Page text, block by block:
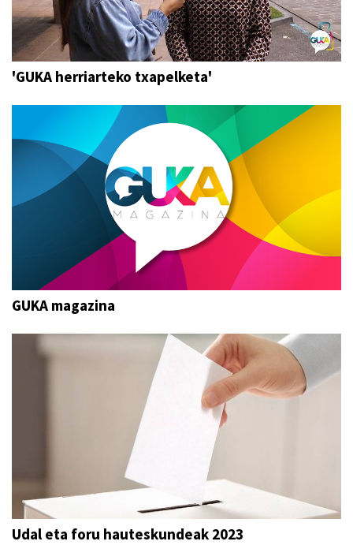
'GUKA herriarteko txapelketa'
GUKA magazina
Udal eta foru hauteskundeak 2023